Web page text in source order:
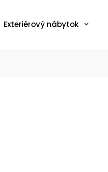
Exteriérový nábytok